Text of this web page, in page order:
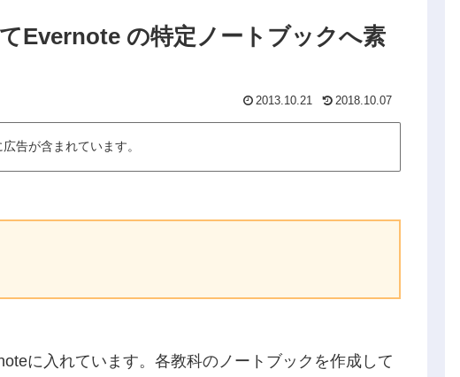
Evernote の特定ノートブックへ素
2013.10.21 2018.10.07
告が含まれています。
に入れています。各教科のノートブックを作成して